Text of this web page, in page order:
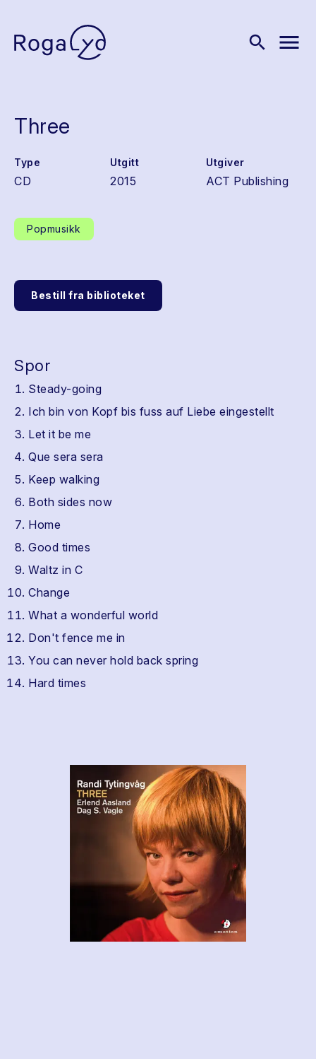
search menu
Three
Type
CD
Utgitt
2015
Utgiver
ACT Publishing
Popmusikk
Bestill fra biblioteket
Spor
Steady-going
Ich bin von Kopf bis fuss auf Liebe eingestellt
Let it be me
Que sera sera
Keep walking
Both sides now
Home
Good times
Waltz in C
Change
What a wonderful world
Don't fence me in
You can never hold back spring
Hard times